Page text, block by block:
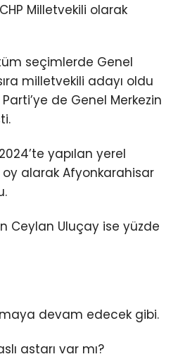
Milletvekili olarak
seçimlerde Genel
milletvekili adayı oldu
de Genel Merkezin
yapılan yerel
alarak Afyonkarahisar
Ceylan Uluçay ise yüzde
devam edecek gibi.
astarı var mı?